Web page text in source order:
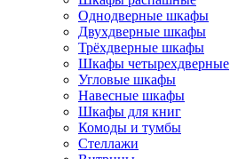
Однодверные шкафы
Двухдверные шкафы
Трёхдверные шкафы
Шкафы четырехдверные
Угловые шкафы
Навесные шкафы
Шкафы для книг
Комоды и тумбы
Стеллажи